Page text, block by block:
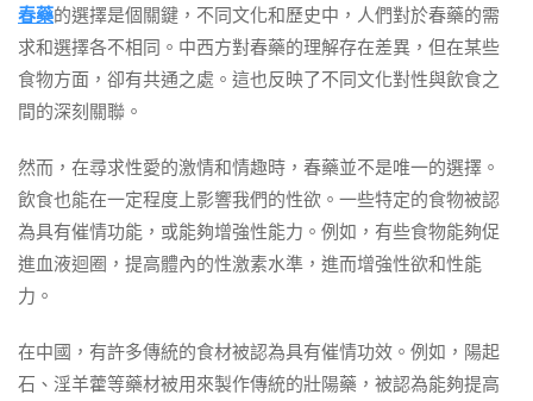
春藥的選擇是個關鍵，不同文化和歷史中，人們對於春藥的需
求和選擇各不相同。中西方對春藥的理解存在差異，但在某些
食物方面，卻有共通之處。這也反映了不同文化對性與飲食之
間的深刻關聯。
然而，在尋求性愛的激情和情趣時，春藥並不是唯一的選擇。
飲食也能在一定程度上影響我們的性欲。一些特定的食物被認
為具有催情功能，或能夠增強性能力。例如，有些食物能夠促
進血液迴圈，提高體內的性激素水準，進而增強性欲和性能
力。
在中國，有許多傳統的食材被認為具有催情功效。例如，陽起
石、淫羊藿等藥材被用來製作傳統的壯陽藥，被認為能夠提高